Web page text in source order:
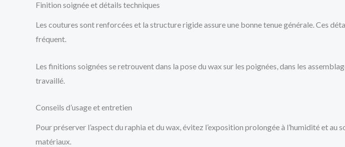
Finition soignée et détails techniques
Les coutures sont renforcées et la structure rigide assure une bonne tenue générale. Ces
fréquent.
Les finitions soignées se retrouvent dans la pose du wax sur les poignées, dans les
travaillé.
Conseils d’usage et entretien
Pour préserver l’aspect du raphia et du wax, évitez l’exposition prolongée à l’humidité et
matériaux.